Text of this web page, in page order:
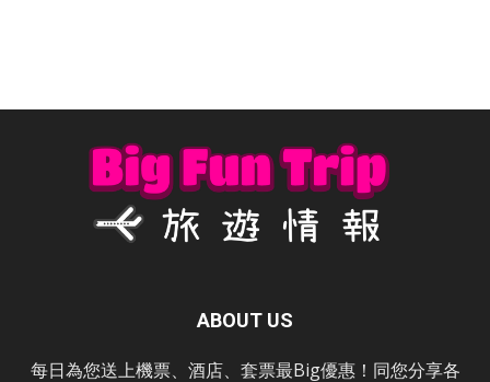
ABOUT US
每日為您送上機票、酒店、套票最Big優惠！同您分享各